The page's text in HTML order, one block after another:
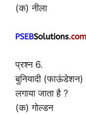
(क) नीला
प्रश्न 6.
बुनियादी
लगाया जाता है ?
(क) गोल्डन